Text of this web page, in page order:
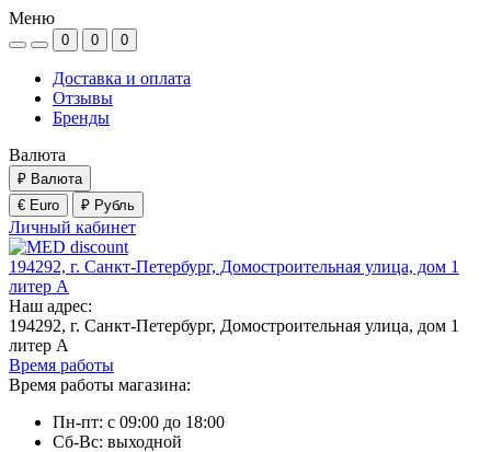
Меню
0 0 0
Доставка и оплата
Отзывы
Бренды
Валюта
₽ Валюта
€ Euro
₽ Рубль
Личный кабинет
194292, г. Санкт-Петербург, Домостроительная улица, дом 1
литер А
Наш адрес:
194292, г. Санкт-Петербург, Домостроительная улица, дом 1
литер А
Время работы
Время работы магазина:
Пн-пт: с 09:00 до 18:00
Сб-Вс: выходной